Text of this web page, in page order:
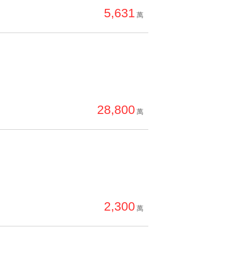
月熱門度高 → 低
5,631 萬
28,800 萬
2,300 萬